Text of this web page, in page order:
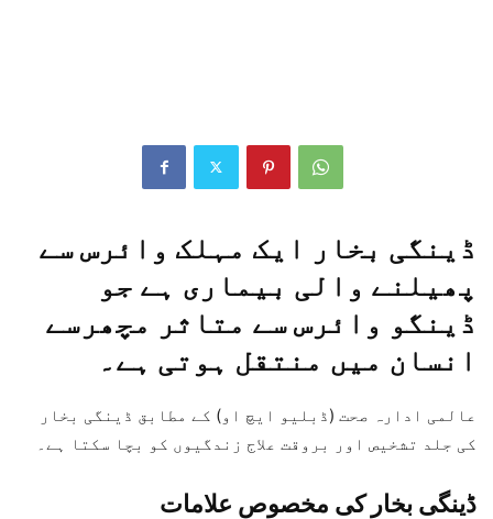
ڈینگی بخار ایک مہلک وائرس سے
پھیلنے والی بیماری ہے جو
ڈینگو وائرس سے متاثر مچھرسے
انسان میں منتقل ہوتی ہے۔
عالمی ادارہ صحت (ڈبلیو ایچ او) کے مطابق ڈینگی بخار
کی جلد تشخیص اور بروقت علاج زندگیوں کو بچا سکتا ہے۔
ڈینگی بخار کی مخصوص علامات